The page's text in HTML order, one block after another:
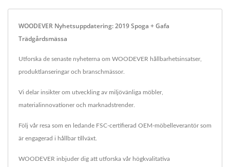
WOODEVER Nyhetsuppdatering: 2019 Spoga + Gafa
Trädgårdsmässa
Utforska de senaste nyheterna om WOODEVER hållbarhetsinsatser,
produktlanseringar och branschmässor.
Vi delar insikter om utveckling av miljövänliga möbler,
materialinnovationer och marknadstrender.
Följ vår resa som en ledande FSC-certifierad OEM-möbelleverantör som
är engagerad i hållbar tillväxt.
WOODEVER inbjuder dig att utforska vår högkvalitativa